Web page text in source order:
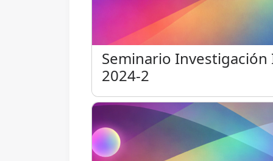
Seminario Investigación
Seminario Investigación
2024-2